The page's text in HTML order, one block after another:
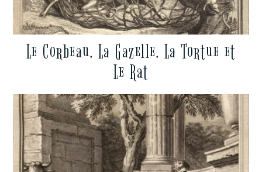
Le Corbeau, La Gazelle, La Tortue et
Le Rat